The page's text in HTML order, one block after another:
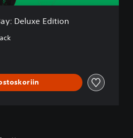
Deluxe Edition